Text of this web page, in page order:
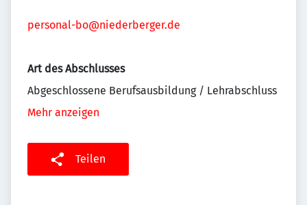
personal-bo@niederberger.de
Art des Abschlusses
Abgeschlossene Berufsausbildung / Lehrabschluss
Mehr anzeigen
Teilen